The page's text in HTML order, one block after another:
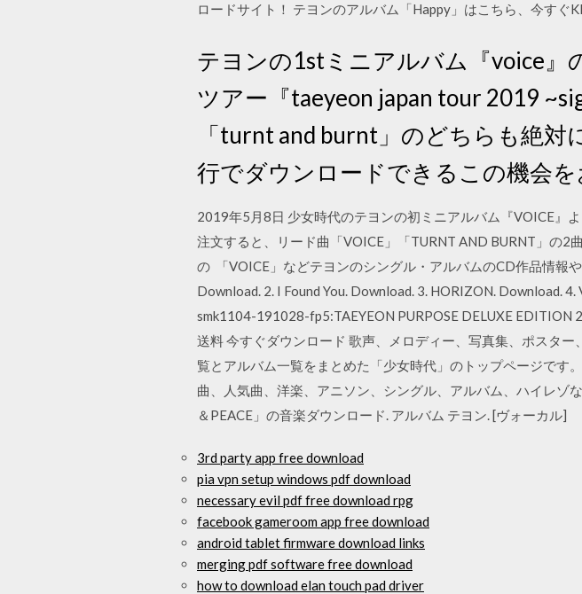
ロードサイト！ テヨンのアルバム「Happy」はこちら、今すぐ
テヨンの1stミニアルバム『voice』
ツアー『taeyeon japan tour 2019
「turnt and burnt」のどちらも絶
行でダウンロードできるこの機会を
2019年5月8日 少女時代のテヨンの初ミニアルバム『VOICE』
注文すると、リード曲「VOICE」「TURNT AND BURNT」の2
の 「VOICE」などテヨンのシングル・アルバムのCD作品情報
Download. 2. I Found You. Download. 3. HORIZON. Download.
smk1104-191028-fp5:TAEYEON PURPOSE DELUXE
送料 今すぐダウンロード 歌声、メロディー、写真集、ポスタ
覧とアルバム一覧をまとめた「少女時代」のトップページです
曲、人気曲、洋楽、アニソン、シングル、アルバム、ハイレゾ
＆PEACE」の音楽ダウンロード. アルバム テヨン. [ヴォーカル]
3rd party app free download
pia vpn setup windows pdf download
necessary evil pdf free download rpg
facebook gameroom app free download
android tablet firmware download links
merging pdf software free download
how to download elan touch pad driver